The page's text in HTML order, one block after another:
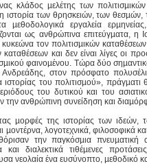
κλάδος µελέτης των
ιστορία των θρησκειών, των θεσµών,
µεθοδολογικά εργαλεία
ως ανθρώπινα επιτεύγµατα, η
τον πολιτισµικών
και δεν είναι λίγες οι
φαινοµένου. Τώρα δύο
Ανδρεάδης, στον πρόσφατο
ιστορίας του πολιτισµού»,
του δυτικού και του
την ανθρώπινη συνείδηση και
µορφές της ιστορίας των
µοντέρνα, λογοτεχνικά, φιλοσοφικά
την παγκόσµια πνευµατική
και διαλεκτικά τιθέµενες
νεολαία ένα ευσύνοπτο, µεθοδικό